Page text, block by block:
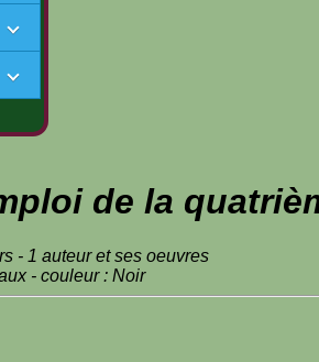
de la
- 1 auteur et ses oeuvres
- couleur : Noir